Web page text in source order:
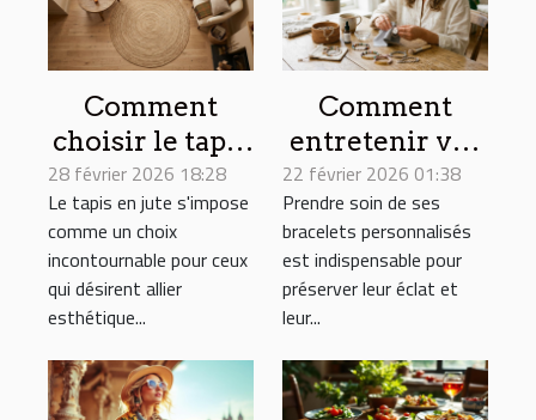
Comment
choisir le tapis
en jute idéal
pour chaque
pièce de la
maison ?
28 février 2026 18:28
Le tapis en jute s'impose
comme un choix
incontournable pour ceux
qui désirent allier
esthétique...
Comment
entretenir vos
bracelets
personnalisés
pour une
longue durée ?
22 février 2026 01:38
Prendre soin de ses
bracelets personnalisés
est indispensable pour
préserver leur éclat et
leur...